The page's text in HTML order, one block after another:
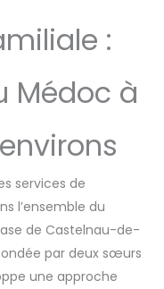
:
Médoc à
services de
l’ensemble du
de Castelnau-de-
par deux sœurs
une approche